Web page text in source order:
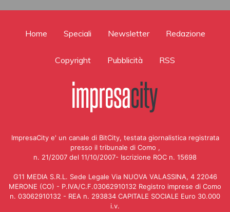
Home Speciali Newsletter Redazione
Copyright Pubblicità RSS
ImpresaCity e' un canale di BitCity, testata giornalistica registrata
presso il tribunale di Como ,
n. 21/2007 del 11/10/2007- Iscrizione ROC n. 15698
G11 MEDIA S.R.L. Sede Legale Via NUOVA VALASSINA, 4 22046
MERONE (CO) - P.IVA/C.F.03062910132 Registro imprese di Como
n. 03062910132 - REA n. 293834 CAPITALE SOCIALE Euro 30.000
i.v.